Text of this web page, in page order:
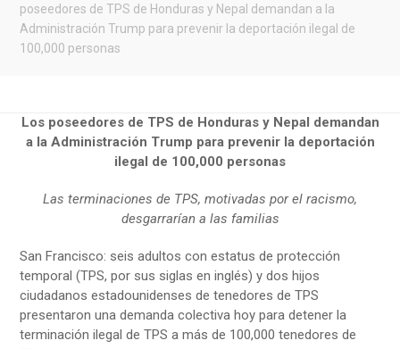
poseedores de TPS de Honduras y Nepal demandan a la
Administración Trump para prevenir la deportación ilegal de
100,000 personas
Los poseedores de TPS de Honduras y Nepal demandan
a la Administración Trump para prevenir la deportación
ilegal de 100,000 personas
Las terminaciones de TPS, motivadas por el racismo,
desgarrarían a las familias
San Francisco: seis adultos con estatus de protección
temporal (TPS, por sus siglas en inglés) y dos hijos
ciudadanos estadounidenses de tenedores de TPS
presentaron una demanda colectiva hoy para detener la
terminación ilegal de TPS a más de 100,000 tenedores de